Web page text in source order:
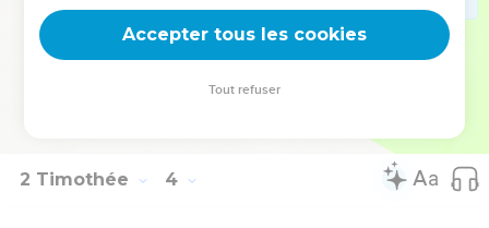
Toute l’Ecriture est inspirée de Dieu et utile pour
enseigner, pour convaincre, pour corriger, pour instruire
2 Timothée 4
Accepter tous les cookies
Tout refuser